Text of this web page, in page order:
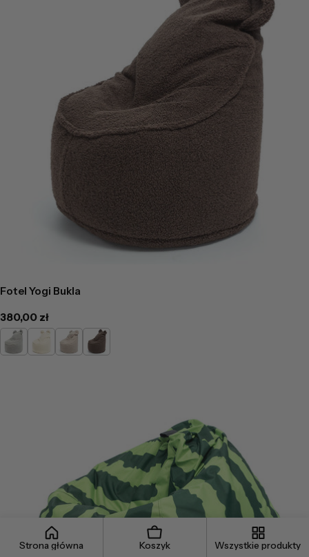
Fotel Yogi Bukla
Cena
regularna
380,00 zł
Jasno
Szary
KremowyCappucino
Ciemno
Brązowy
Strona główna Koszyk Wszystkie produkty